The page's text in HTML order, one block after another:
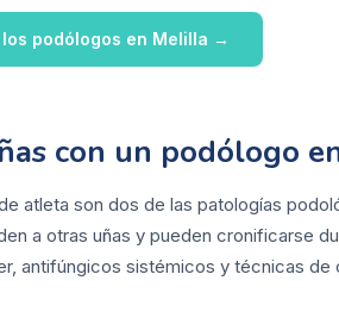
podólogos en Melilla →
con un podólogo
atleta son dos de las patologías
a otras uñas y pueden cronificarse
antifúngicos sistémicos y técnicas de